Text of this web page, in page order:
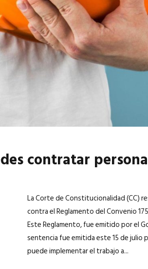
contratar
La Corte de Constitucionalidad (CC)
contra el Reglamento del Convenio
Este Reglamento, fue emitido por el
sentencia fue emitida este 15 de julio
puede implementar el trabajo a...